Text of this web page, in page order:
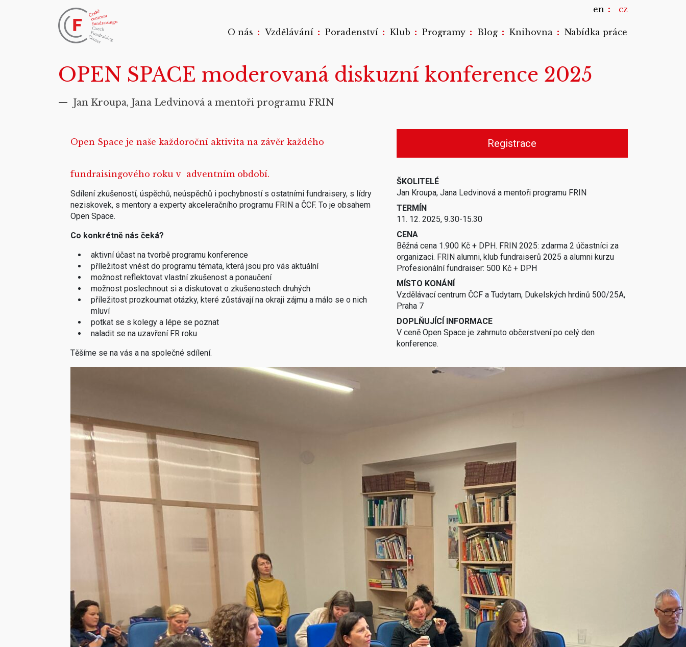
en cz
O nás : Vzdělávání : Poradenství : Klub : Programy : Blog : Knihovna : Nabídka práce
OPEN SPACE moderovaná diskuzní konference 2025
— Jan Kroupa, Jana Ledvinová a mentoři programu FRIN
Open Space je naše každoroční aktivita na závěr každého
fundraisingového roku v adventním období.
Sdílení zkušeností, úspěchů, neúspěchů i pochybností s ostatními fundraisery, s lídry
neziskovek, s mentory a experty akceleračního programu FRIN a ČCF. To je obsahem
Open Space.
Co konkrétně nás čeká?
aktivní účast na tvorbě programu konference
příležitost vnést do programu témata, která jsou pro vás aktuální
možnost reflektovat vlastní zkušenost a ponaučení
možnost poslechnout si a diskutovat o zkušenostech druhých
příležitost prozkoumat otázky, které zůstávají na okraji zájmu a málo se o nich
mluví
potkat se s kolegy a lépe se poznat
naladit se na uzavření FR roku
Těšíme se na vás a na společné sdílení.
Registrace
ŠKOLITELÉ
Jan Kroupa, Jana Ledvinová a mentoři programu FRIN
TERMÍN
11. 12. 2025, 9.30-15.30
CENA
Běžná cena 1.900 Kč + DPH. FRIN 2025: zdarma 2 účastníci za
organizaci. FRIN alumni, klub fundraiserů 2025 a alumni kurzu
Profesionální fundraiser: 500 Kč + DPH
MÍSTO KONÁNÍ
Vzdělávací centrum ČCF a Tudytam, Dukelských hrdinů 500/25A,
Praha 7
DOPLŇUJÍCÍ INFORMACE
V ceně Open Space je zahrnuto občerstvení po celý den
konference.